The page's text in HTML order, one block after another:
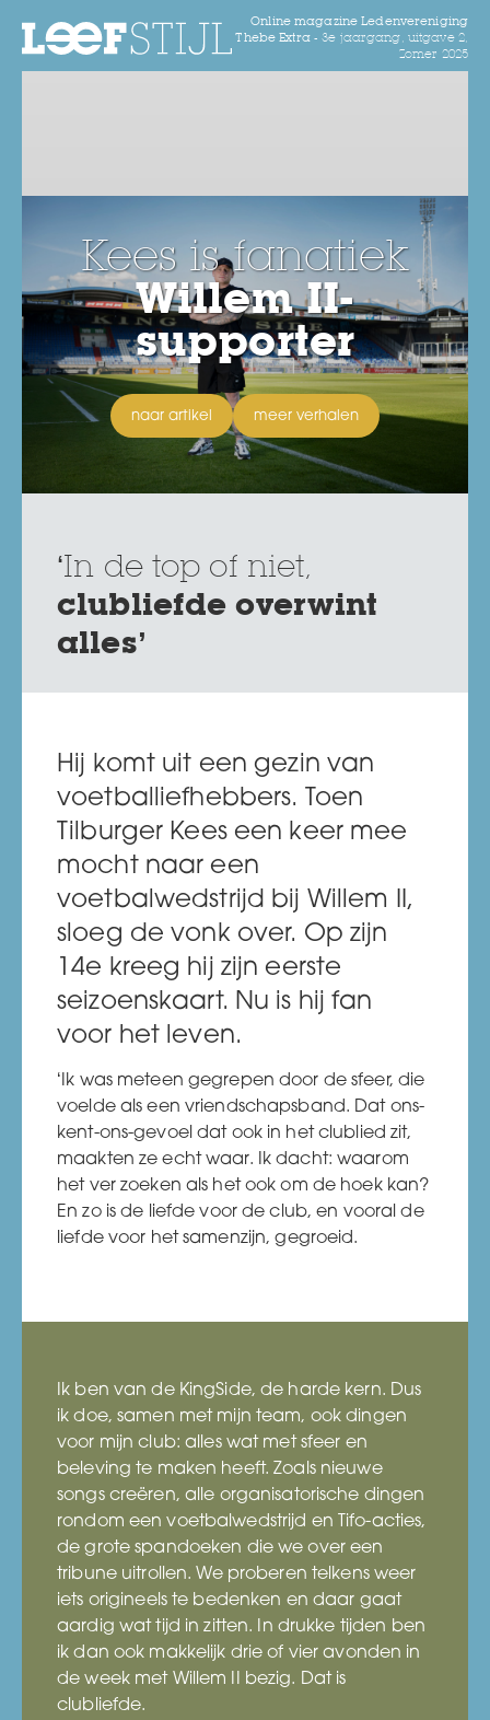
Online magazine Ledenvereniging
Thebe Extra -3e jaargang, uitgave 2,
Zomer 2025
Kees is fanatiek
Willem II-
supporter
naar artikel meer verhalen
‘In de top of niet,
clubliefde overwint
alles’
Hij komt uit een gezin van
voetballiefhebbers. Toen
Tilburger Kees een keer mee
mocht naar een
voetbalwedstrijd bij Willem II,
sloeg de vonk over. Op zijn
14e kreeg hij zijn eerste
seizoenskaart. Nu is hij fan
voor het leven.
‘Ik was meteen gegrepen door de sfeer, die
voelde als een vriendschapsband. Dat ons-
kent-ons-gevoel dat ook in het clublied zit,
maakten ze echt waar. Ik dacht: waarom
het ver zoeken als het ook om de hoek kan?
En zo is de liefde voor de club, en vooral de
liefde voor het samenzijn, gegroeid.
Ik ben van de KingSide, de harde kern. Dus
ik doe, samen met mijn team, ook dingen
voor mijn club: alles wat met sfeer en
beleving te maken heeft. Zoals nieuwe
songs creëren, alle organisatorische dingen
rondom een voetbalwedstrijd en Tifo-acties,
de grote spandoeken die we over een
tribune uitrollen. We proberen telkens weer
iets origineels te bedenken en daar gaat
aardig wat tijd in zitten. In drukke tijden ben
ik dan ook makkelijk drie of vier avonden in
de week met Willem II bezig. Dat is
clubliefde.